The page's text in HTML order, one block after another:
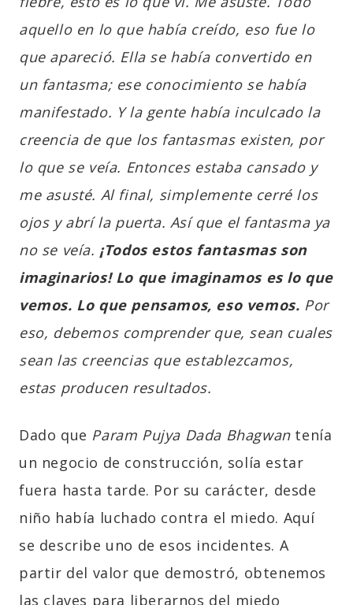
aquello en lo que había creído, eso fue lo
que apareció. Ella se había convertido en
un fantasma; ese conocimiento se había
manifestado. Y la gente había inculcado la
creencia de que los fantasmas existen, por
lo que se veía. Entonces estaba cansado y
me asusté. Al final, simplemente cerré los
ojos y abrí la puerta. Así que el fantasma ya
no se veía. ¡Todos estos fantasmas son
imaginarios! Lo que imaginamos es lo que
vemos. Lo que pensamos, eso vemos. Por
eso, debemos comprender que, sean cuales
sean las creencias que establezcamos,
estas producen resultados.
Dado que Param Pujya Dada Bhagwantenía
un negocio de construcción, solía estar
fuera hasta tarde. Por su carácter, desde
niño había luchado contra el miedo. Aquí
se describe uno de esos incidentes. A
partir del valor que demostró, obtenemos
las claves para liberarnos del miedo